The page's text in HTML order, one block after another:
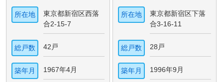
所在地
東京都新宿区西落
合2-15-7
総戸数 42戸
築年月 1967年4月
所在地
東京都新宿区下落
合3-16-11
総戸数 28戸
築年月 1996年9月